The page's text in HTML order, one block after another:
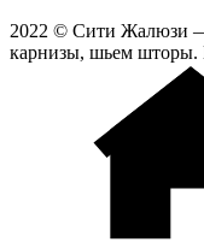
2022 © Сити Жалюзи
карнизы, шьем шторы.